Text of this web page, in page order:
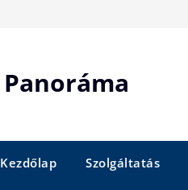
Panoráma
Kezdőlap Szolgáltatás